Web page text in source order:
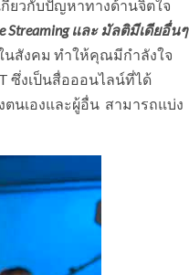
กี่ยวกับปัญหาทางด้านจิตใจ
Streamingและ มัลติมีเดียอื่นๆ
นสังคม ทำให้คุณมีกำลังใจ
ซึ่งเป็นสื่อออนไลน์ที่ได้
นเองและผู้อื่น สามารถแบ่ง